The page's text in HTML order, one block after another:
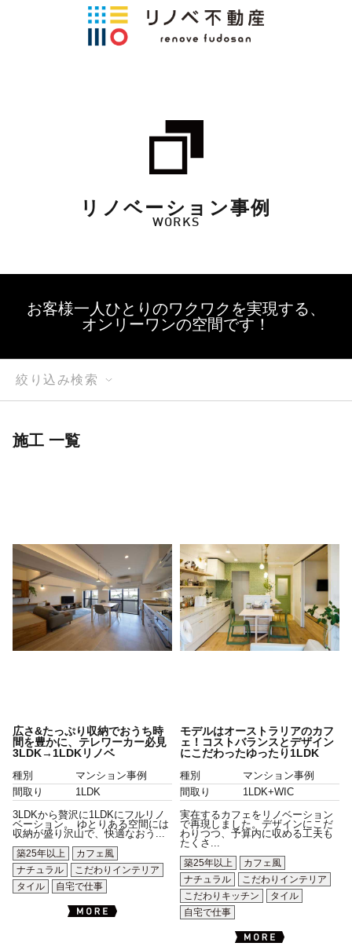
リノベーション事例
WORKS
お客様一人ひとりのワクワクを実現する、
オンリーワンの空間です！
絞り込み検索
施工 一覧
広さ&たっぷり収納でおうち時
間を豊かに、テレワーカー必見
3LDK→1LDKリノベ
種別
マンション事例
間取り
1LDK
3LDKから贅沢に1LDKにフルリノ
ベーション。 ゆとりある空間には
収納が盛り沢山で、快適なおう...
築25年以上
カフェ風
ナチュラル
こだわりインテリア
タイル
自宅で仕事
モデルはオーストラリアのカフ
ェ！コストバランスとデザイン
にこだわったゆったり1LDK
種別
マンション事例
間取り
1LDK+WIC
実在するカフェをリノベーション
で再現しました。デザインにこだ
わりつつ、予算内に収める工夫も
たくさ...
築25年以上
カフェ風
ナチュラル
こだわりインテリア
こだわりキッチン
タイル
自宅で仕事